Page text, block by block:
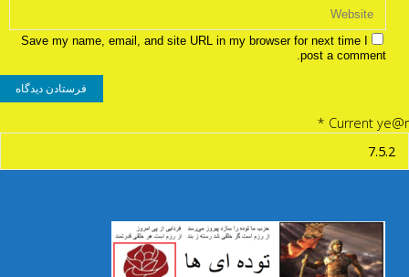
Save my name, email, and site URL in my browser for next time I
post a comment.
Current ye@r
*